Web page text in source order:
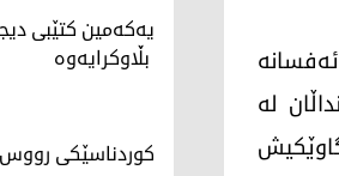
لە
یەکەمین کتێبی
بڵاوکرایەوە
کوردناسێکی